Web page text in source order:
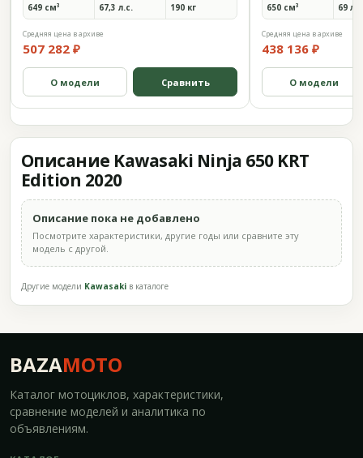
649 см³ 67,3 л.с. 190 кг
Средняя цена в архиве
507 282 ₽
О модели Сравнить
650 см³ 69
Средняя цена в архиве
438 136 ₽
О модели
Описание Kawasaki Ninja 650 KRT
Edition 2020
Описание пока не добавлено
Посмотрите характеристики, другие годы или сравните эту
модель с другой.
Другие модели Kawasaki в каталоге
BAZAMOTO
Каталог мотоциклов, характеристики,
сравнение моделей и аналитика по
объявлениям.